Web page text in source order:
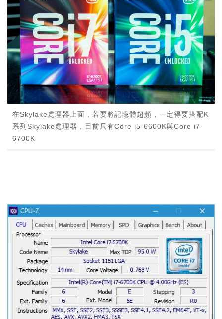
在Skylake處理器上面，若要將記憶體超頻，一定得要搭配K
系列Skylake處理器，目前只有Core i5-6600K與Core i7-
6700K